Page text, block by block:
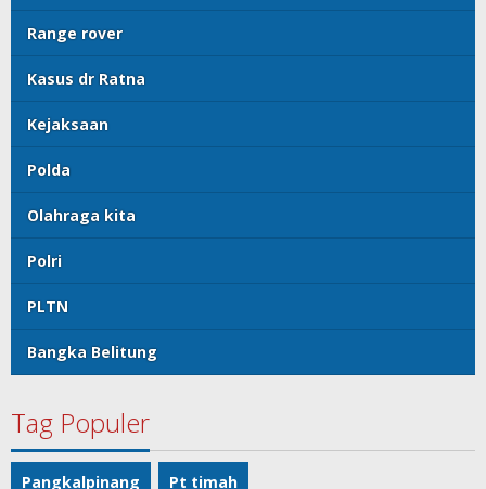
Range rover
Kasus dr Ratna
Kejaksaan
Polda
Olahraga kita
Polri
PLTN
Bangka Belitung
Tag Populer
Pangkalpinang Pt timah